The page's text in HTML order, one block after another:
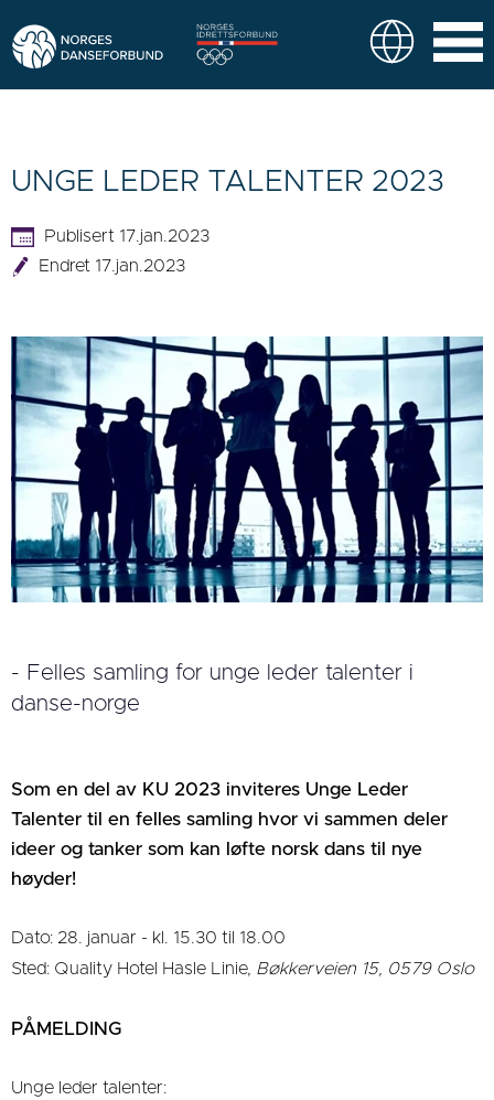
UNGE LEDER TALENTER 2023
Publisert 17.jan.2023
Endret 17.jan.2023
- Felles samling for unge leder talenter i
danse-norge
Som en del av KU 2023 inviteres Unge Leder
Talenter til en felles samling hvor vi sammen deler
ideer og tanker som kan løfte norsk dans til nye
høyder!
Dato: 28. januar - kl. 15.30 til 18.00
Sted: Quality Hotel Hasle Linie, Bøkkerveien 15, 0579 Oslo​
PÅMELDING
Unge leder talenter: